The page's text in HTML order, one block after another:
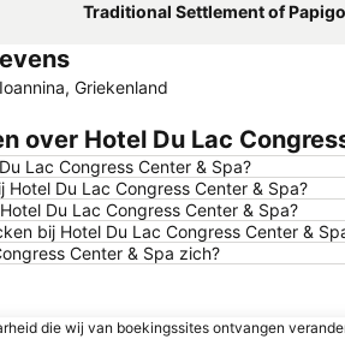
Traditional Settlement of Papigo
Griekenland
over Hotel Du Lac
Lac Congress Center & Spa?
Du Lac Congress Center & Spa?
Du Lac Congress Center & Spa?
bij Hotel Du Lac Congress Center &
Center & Spa zich?
die wij van boekingssites ontvangen